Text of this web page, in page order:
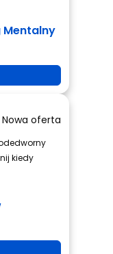
Mentalny
Nowa oferta
kiedy